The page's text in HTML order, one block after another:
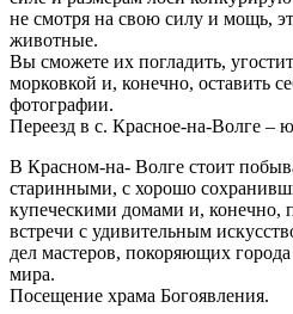
не смотря на свою силу и мощь,
животные.
Вы сможете их погладить,
морковкой и, конечно, оставить
фотографии.
Переезд в с. Красное-на-Волге –
В Красном-на- Волге стоит
старинными, с хорошо
купеческими домами и, конечно,
встречи с удивительным
дел мастеров, покоряющих
мира.
Посещение храма Богоявления.